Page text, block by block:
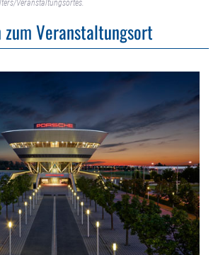
Veranstaltungsortes.
Veranstaltungsort